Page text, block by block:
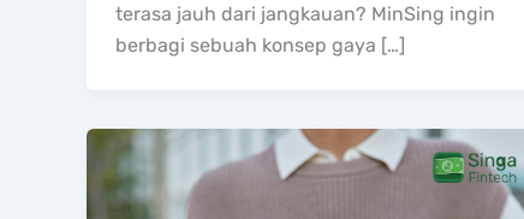
terasa jauh dari jangkauan? MinSing ingin
berbagi sebuah konsep gaya […]